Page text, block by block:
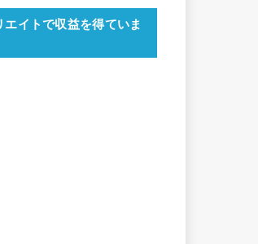
イトで収益を得ていま